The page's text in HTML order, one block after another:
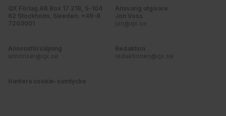
QX Förlag AB Box 17 218, S-104
62 Stockholm, Sweden. +46-8
7203001
Ansvarig utgivare
Jon Voss
jon@qx.se
Annonsförsäljning
annonser@qx.se
Redaktion
redaktionen@qx.se
Hantera cookie-samtycke